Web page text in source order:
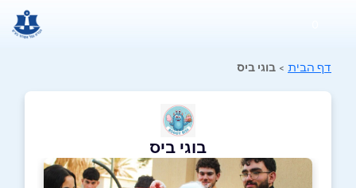
דף הבית > בוגי ביס
בוגי ביס